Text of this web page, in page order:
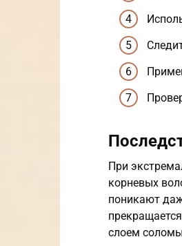
При
корневых
поникают
слоем